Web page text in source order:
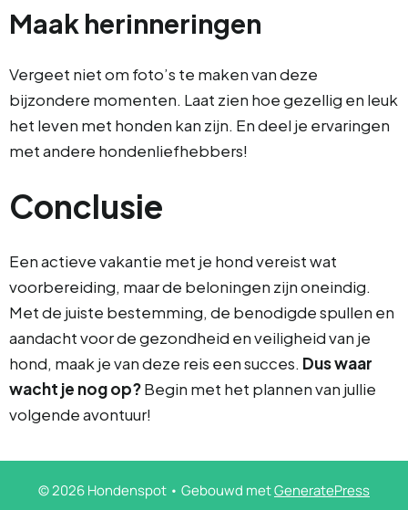
Maak herinneringen
Vergeet niet om foto’s te maken van deze
bijzondere momenten. Laat zien hoe gezellig en leuk
het leven met honden kan zijn. En deel je ervaringen
met andere hondenliefhebbers!
Conclusie
Een actieve vakantie met je hond vereist wat
voorbereiding, maar de beloningen zijn oneindig.
Met de juiste bestemming, de benodigde spullen en
aandacht voor de gezondheid en veiligheid van je
hond, maak je van deze reis een succes. Dus waar
wacht je nog op?Begin met het plannen van jullie
volgende avontuur!
© 2026 Hondenspot • Gebouwd metGeneratePress